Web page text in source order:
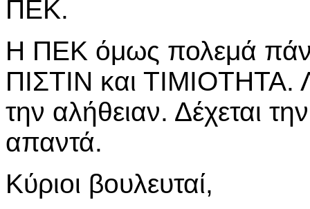
ΠΕΚ.
Η ΠΕΚ όμως πολεμά
ΠΙΣΤΙΝ και ΤΙΜΙΟΤΗΤΑ.
την αλήθειαν. Δέχεται
απαντά.
Κύριοι βουλευταί,